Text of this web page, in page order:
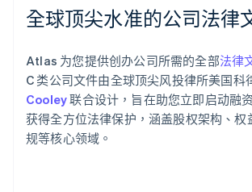
全球顶尖水准的公司法律
Atlas 为您提供创办公司所需的全部法律
C 类公司文件由全球顶尖风投律所美国科
Cooley联合设计，旨在助您立即启动融
获得全方位法律保护，涵盖股权架构、权
规等核心领域。